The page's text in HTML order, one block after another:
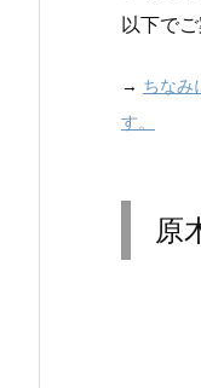
以下で
→ ちなみ
す。
原